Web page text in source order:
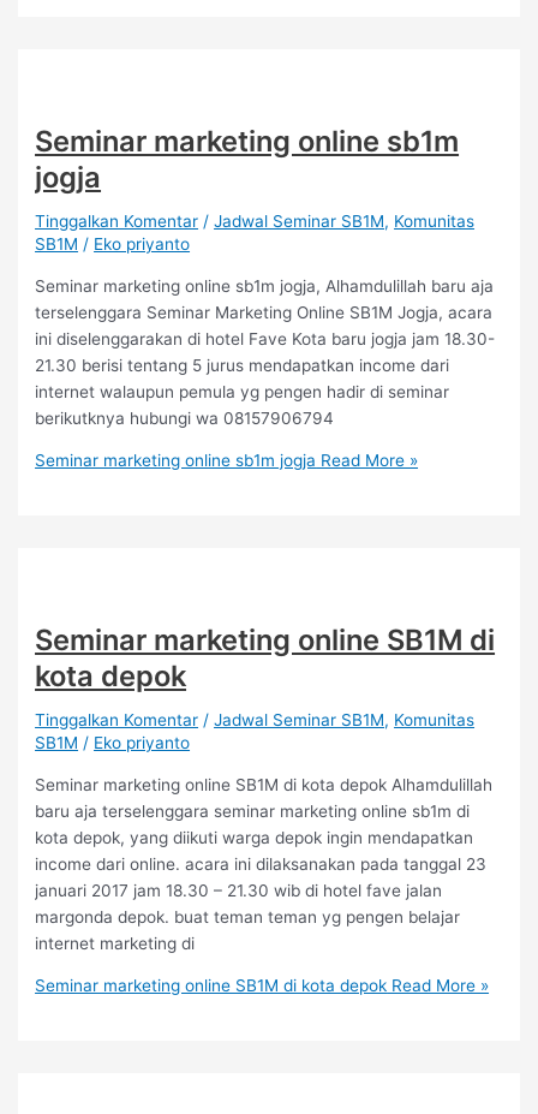
Seminar marketing online sb1m
jogja
Tinggalkan Komentar /Jadwal Seminar SB1M, Komunitas
SB1M / Eko priyanto
Seminar marketing online sb1m jogja, Alhamdulillah baru aja
terselenggara Seminar Marketing Online SB1M Jogja, acara
ini diselenggarakan di hotel Fave Kota baru jogja jam 18.30-
21.30 berisi tentang 5 jurus mendapatkan income dari
internet walaupun pemula yg pengen hadir di seminar
berikutknya hubungi wa 08157906794
Seminar marketing online sb1m jogja Read More »
Seminar marketing online SB1M di
kota depok
Tinggalkan Komentar /Jadwal Seminar SB1M, Komunitas
SB1M / Eko priyanto
Seminar marketing online SB1M di kota depok Alhamdulillah
baru aja terselenggara seminar marketing online sb1m di
kota depok, yang diikuti warga depok ingin mendapatkan
income dari online. acara ini dilaksanakan pada tanggal 23
januari 2017 jam 18.30 – 21.30 wib di hotel fave jalan
margonda depok. buat teman teman yg pengen belajar
internet marketing di
Seminar marketing online SB1M di kota depok Read More »